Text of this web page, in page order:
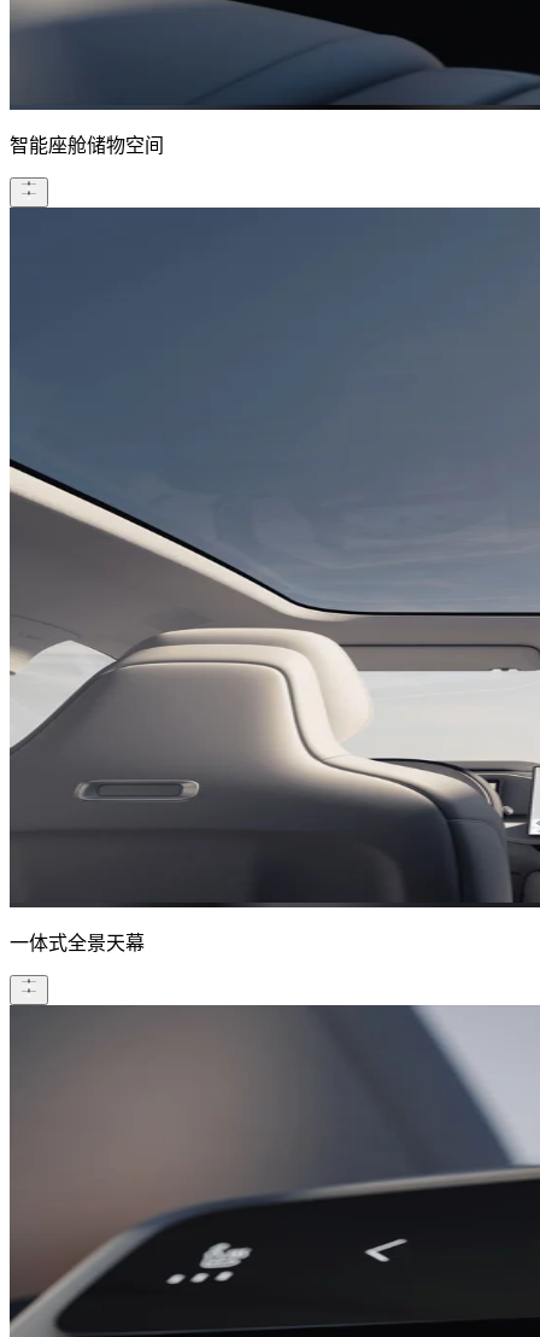
智能座舱储物空间​
一体式全景天幕